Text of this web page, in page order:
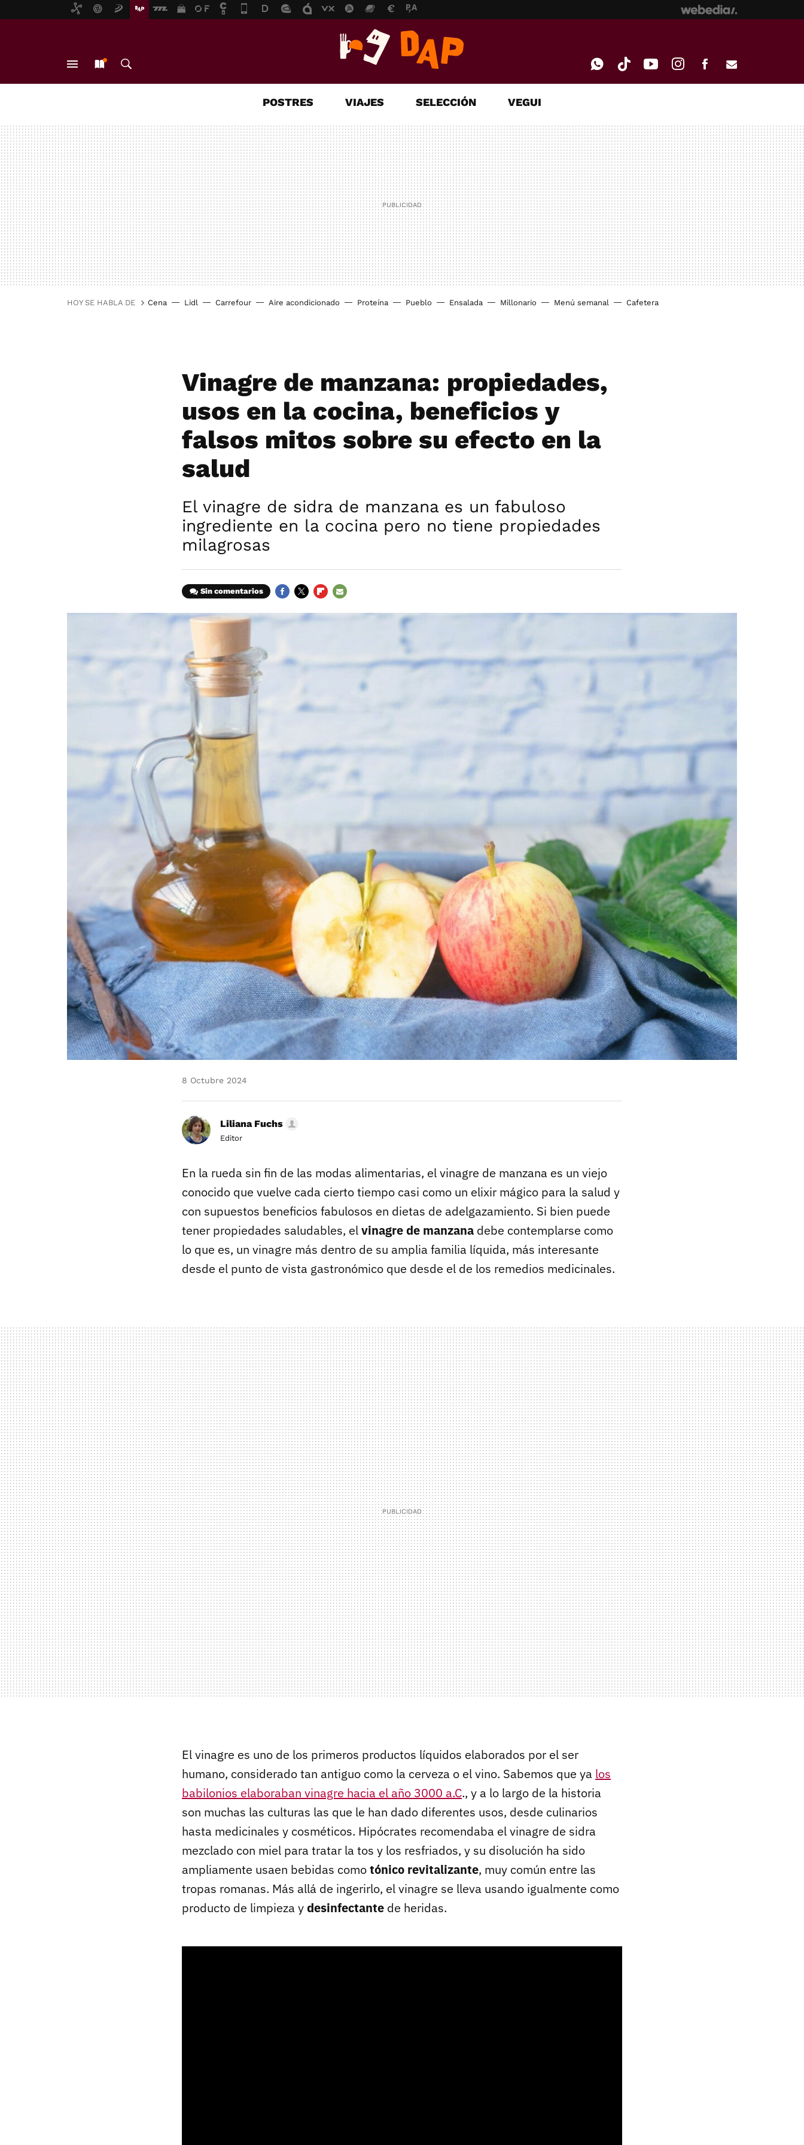
MAIL
POSTRES VIAJES SELECCIÓN VEGUI
HOY SE HABLA DE Cena Lidl Carrefour Aire acondicionado Proteína Pueblo Ensalada Millonario Menú semanal Cafetera
Vinagre de manzana: propiedades,
usos en la cocina, beneficios y
falsos mitos sobre su efecto en la
salud
El vinagre de sidra de manzana es un fabuloso
ingrediente en la cocina pero no tiene propiedades
milagrosas
Sin comentarios
8 Octubre 2024
Liliana Fuchs
Editor
En la rueda sin fin de las modas alimentarias, el vinagre de manzana es un viejo
conocido que vuelve cada cierto tiempo casi como un elixir mágico para la salud y
con supuestos beneficios fabulosos en dietas de adelgazamiento. Si bien puede
tener propiedades saludables, elvinagre de manzana debe contemplarse como
lo que es, un vinagre más dentro de su amplia familia líquida, más interesante
desde el punto de vista gastronómico que desde el de los remedios medicinales.
El vinagre es uno de los primeros productos líquidos elaborados por el ser
humano, considerado tan antiguo como la cerveza o el vino. Sabemos que ya los
babilonios elaboraban vinagre hacia el año 3000 a.C., y a lo largo de la historia
son muchas las culturas las que le han dado diferentes usos, desde culinarios
hasta medicinales y cosméticos. Hipócrates recomendaba el vinagre de sidra
mezclado con miel para tratar la tos y los resfriados, y su disolución ha sido
ampliamente usaen bebidas comotónico revitalizante, muy común entre las
tropas romanas. Más allá de ingerirlo, el vinagre se lleva usando igualmente como
producto de limpieza ydesinfectante de heridas.